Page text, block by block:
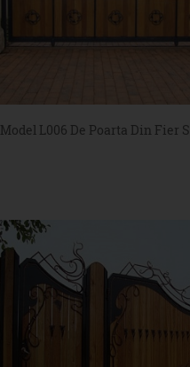
Model L006 De Poarta Din Fier